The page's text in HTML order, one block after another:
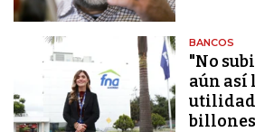
BANCOS
"No
aún así
billones